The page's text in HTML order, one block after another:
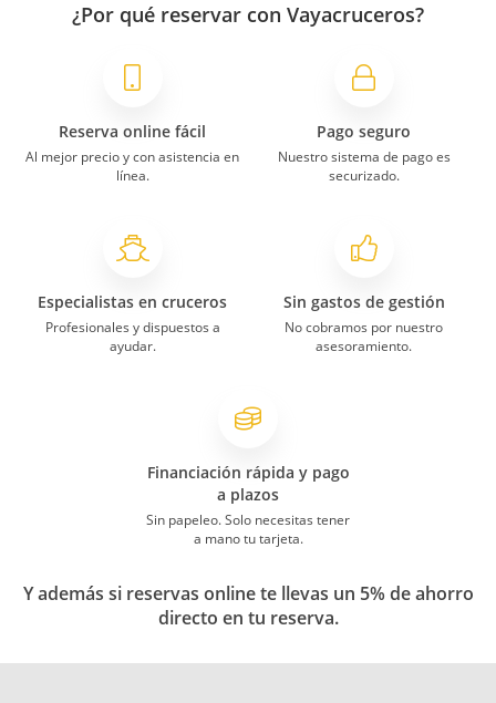
¿Por qué reservar con Vayacruceros?
Reserva online fácil
Al mejor precio y con asistencia en
línea.
Pago seguro
Nuestro sistema de pago es
securizado.
Especialistas en cruceros
Profesionales y dispuestos a
ayudar.
Sin gastos de gestión
No cobramos por nuestro
asesoramiento.
Financiación rápida y pago
a plazos
Sin papeleo. Solo necesitas tener
a mano tu tarjeta.
Y además si reservas online te llevas un 5% de ahorro
directo en tu reserva.